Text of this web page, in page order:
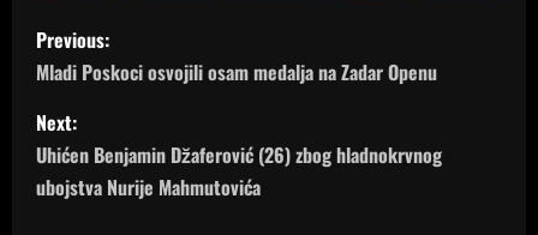
P
o
s
t
Previous:
Mladi Poskoci osvojili osam medalja na Zadar Openu
Next:
Uhićen Benjamin Džaferović (26) zbog hladnokrvnog
ubojstva Nurije Mahmutovića